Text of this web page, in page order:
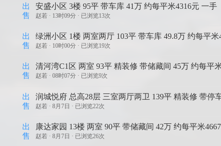
出
售
安盛小区 3楼 95平 带车库 41万 约每平米4316元 一手
赵若 · 13时09分 · 已浏览13次
出
售
绿洲小区 1楼 两室两厅 103平 带车库 49.8万 约每平米
赵若 · 10时00分 · 已浏览19次
出
售
清河湾C1区 两室 93平 精装修 带储藏间 45万 约每平
赵若 ·08时07分 · 已浏览9次
出
售
润城悦府 总高28层 三室两厅两卫 139平 精装修 带停
赵若 ·8月7日 · 已浏览22次
出
售
康达家园 13楼 两室 90平 带储藏间 42万 约每平米
赵若 ·8月7日 · 已浏览26次